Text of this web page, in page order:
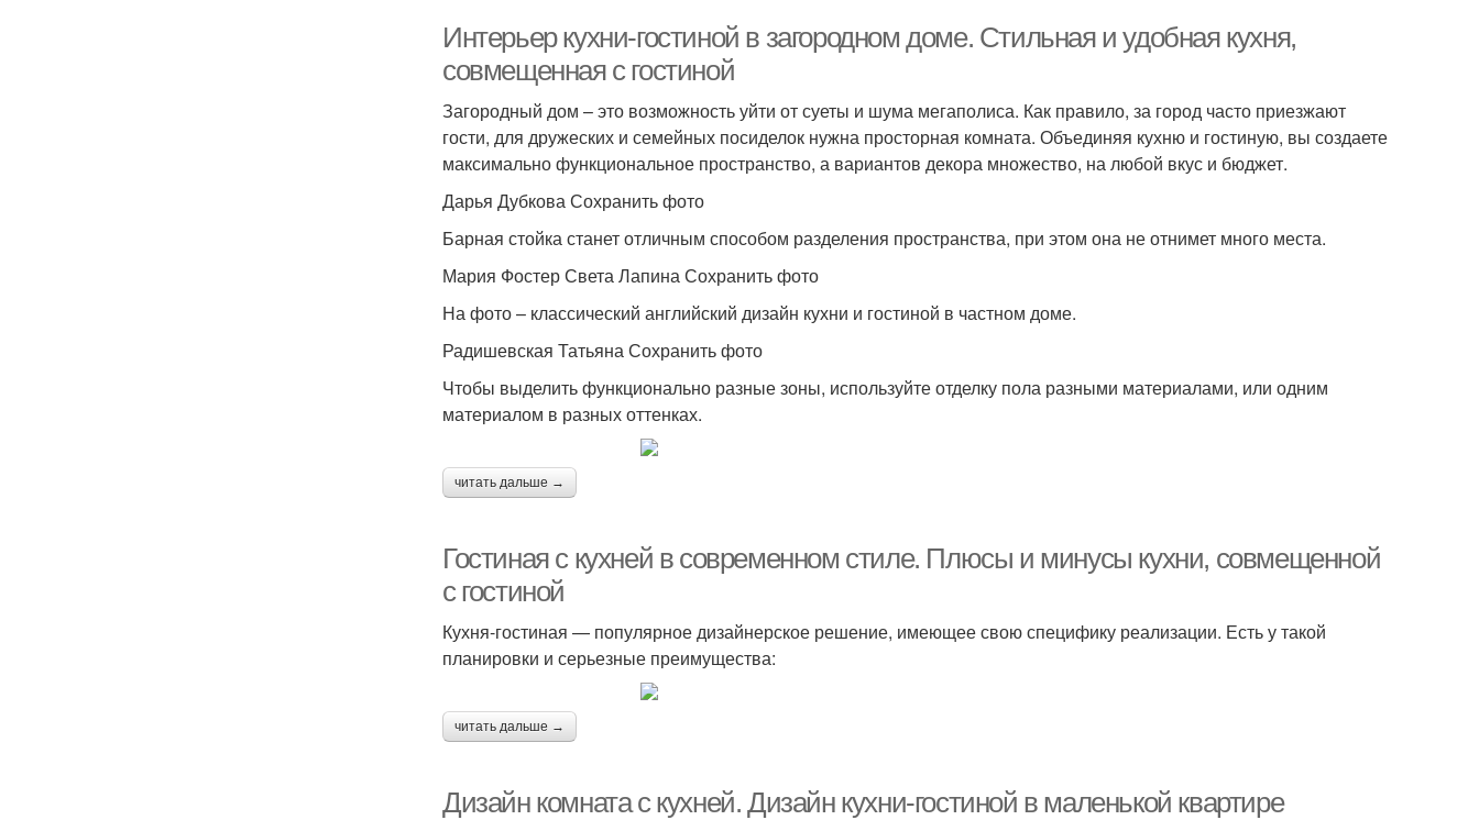
Интерьер кухни-гостиной в загородном доме. Стильная и удобная кухня,
совмещенная с гостиной
Загородный дом – это возможность уйти от суеты и шума мегаполиса. Как правило, за город часто приезжают
гости, для дружеских и семейных посиделок нужна просторная комната. Объединяя кухню и гостиную, вы создаете
максимально функциональное пространство, а вариантов декора множество, на любой вкус и бюджет.
Дарья Дубкова Сохранить фото
Барная стойка станет отличным способом разделения пространства, при этом она не отнимет много места.
Мария Фостер Света Лапина Сохранить фото
На фото – классический английский дизайн кухни и гостиной в частном доме.
Радишевская Татьяна Сохранить фото
Чтобы выделить функционально разные зоны, используйте отделку пола разными материалами, или одним
материалом в разных оттенках.
читать дальше →
Гостиная с кухней в современном стиле. Плюсы и минусы кухни, совмещенной
с гостиной
Кухня-гостиная — популярное дизайнерское решение, имеющее свою специфику реализации. Есть у такой
планировки и серьезные преимущества:
читать дальше →
Дизайн комната с кухней. Дизайн кухни-гостиной в маленькой квартире